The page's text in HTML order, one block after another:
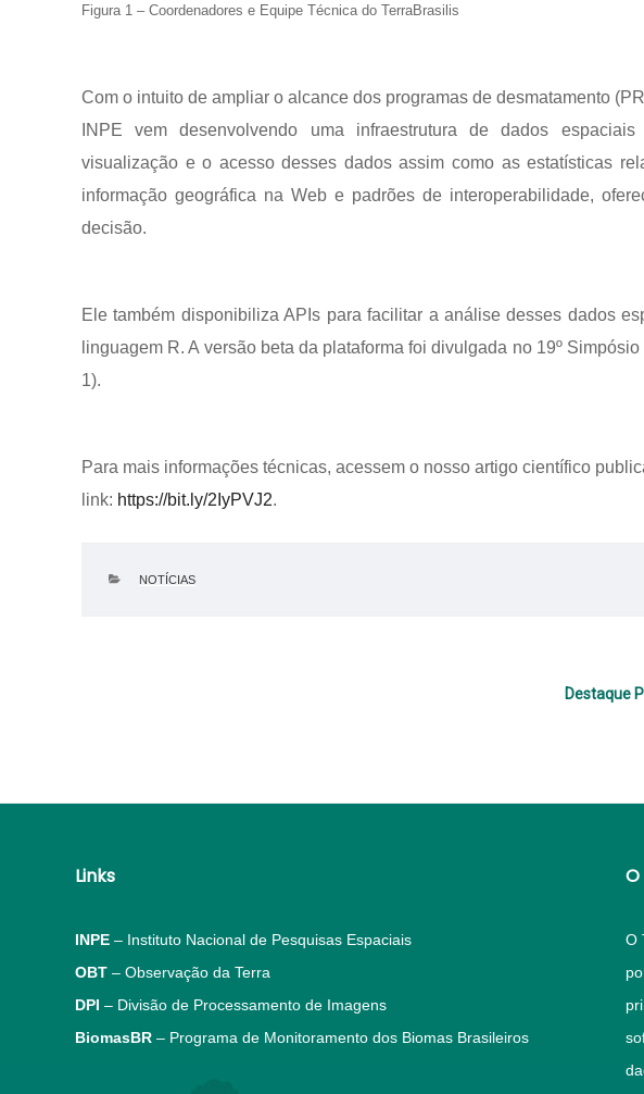
Figura 1 – Coordenadores e Equipe Técnica do TerraBrasilis
Com o intuito de ampliar o alcance dos programas de desmatamento
INPE vem desenvolvendo uma infraestrutura de dados
visualização e o acesso desses dados assim como as estatísticas
informação geográfica na Web e padrões de interoperabilidade,
decisão.
Ele também disponibiliza APIs para facilitar a análise desses dados
linguagem R. A versão beta da plataforma foi divulgada no 19º
1).
Para mais informações técnicas, acessem o nosso artigo científico
link: https://bit.ly/2IyPVJ2.
CATEGORIAS
NOTÍCIAS
Destaque
Links
INPE – Instituto Nacional de Pesquisas Espaciais
OBT – Observação da Terra
DPI – Divisão de Processamento de Imagens
BiomasBR – Programa de Monitoramento dos Biomas Brasileiros
O